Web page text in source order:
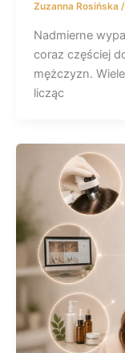
Zuzanna Rosińska /
Nadmierne
coraz częściej
mężczyzn.
licząc